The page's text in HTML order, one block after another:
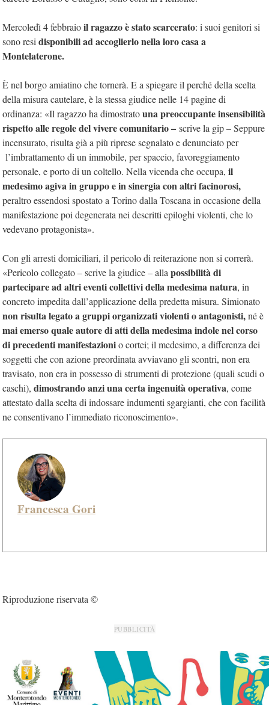
Mercoledì 4 febbraioil ragazzo è stato scarcerato: i suoi genitori si
sono resi disponibili ad accoglierlo nella loro casa a
Montelaterone.
È nel borgo amiatino che tornerà. E a spiegare il perché della scelta
della misura cautelare, è la stessa giudice nelle 14 pagine di
ordinanza: «Il ragazzo ha dimostratouna preoccupante insensibilità
rispetto alle regole del vivere comunitario – scrive la gip – Seppure
incensurato, risulta già a più riprese segnalato e denunciato per
l’imbrattamento di un immobile, per spaccio, favoreggiamento
personale, e porto di un coltello. Nella vicenda che occupa, il
medesimo agiva in gruppo e in sinergia con altri facinorosi,
peraltro essendosi spostato a Torino dalla Toscana in occasione della
manifestazione poi degenerata nei descritti epiloghi violenti, che lo
vedevano protagonista».
Con gli arresti domiciliari, il pericolo di reiterazione non si correrà.
«Pericolo collegato – scrive la giudice – alla possibilità di
partecipare ad altri eventi collettivi dellamedesima natura, in
concreto impedita dall’applicazione della predetta misura. Simionato
non risulta legato a gruppi organizzati violenti o antagonisti,né è
mai emerso quale autore di atti della medesima indole nel corso
di precedenti manifestazionio cortei; il medesimo, a differenza dei
soggetti che con azione preordinata avviavano gli scontri, non era
travisato, non era in possesso di strumenti di protezione (quali scudi o
caschi), dimostrando anzi una certa ingenuità operativa, come
attestato dalla scelta di indossare indumenti sgargianti, che con facilità
ne consentivano l’immediato riconoscimento».
Francesca Gori
Riproduzione riservata ©
PUBBLICITÀ